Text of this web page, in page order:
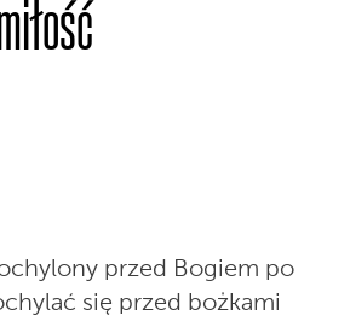
przed Bogiem po
się przed bożkami